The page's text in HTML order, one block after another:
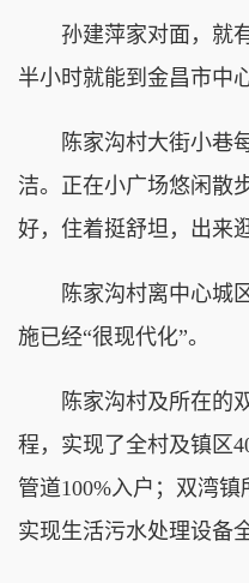
孙建萍家对面，就有
半小时就能到金昌市
陈家沟村大街小巷每
洁。正在小广场悠闲散
好，住着挺舒坦，出
陈家沟村离中心城区
施已经“很现代化”。
陈家沟村及所在的双
程，实现了全村及镇区
管道100%入户；双湾
实现生活污水处理设